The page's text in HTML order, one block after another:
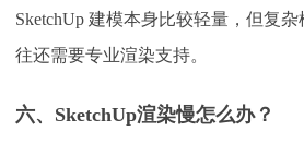
SketchUp 建模本身比较轻量，但复
往还需要专业渲染支持。
六、 SketchUp渲染慢怎么办？